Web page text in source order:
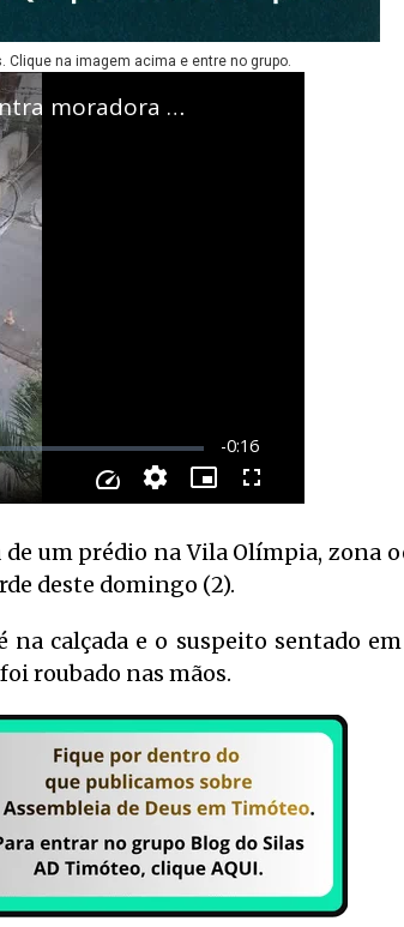
Clique na imagem acima e entre no grupo.
um prédio na Vila Olímpia, zona
deste domingo (2).
calçada e o suspeito sentado
roubado nas mãos.